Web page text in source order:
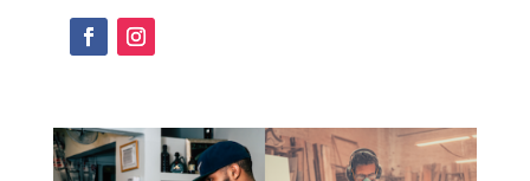
jardines
cantidad